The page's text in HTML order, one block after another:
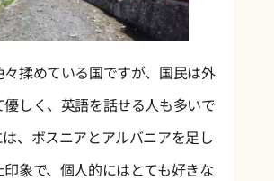
々揉めている国ですが、国民は外
優しく、英語を話せる人も多いで
、ボスニアとアルバニアを足し
象で、個人的にはとても好きな